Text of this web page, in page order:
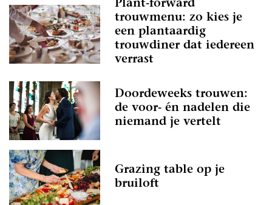
Plant-forward
trouwmenu: zo kies je
een plantaardig
trouwdiner dat iedereen
verrast
Doordeweeks trouwen:
de voor- én nadelen die
niemand je vertelt
Grazing table op je
bruiloft